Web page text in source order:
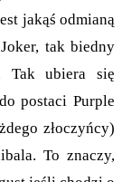
jakąś odmianą
tak biedny
Tak ubiera się
postaci Purple
złoczyńcy)
To znaczy,